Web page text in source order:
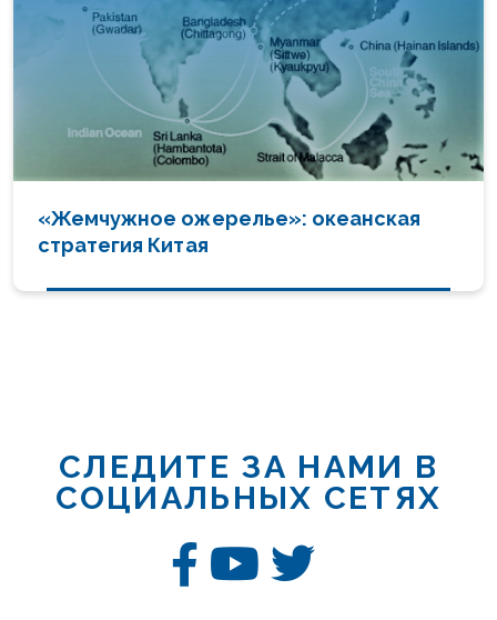
«Жемчужное ожерелье»: океанская
стратегия Китая
СЛЕДИТЕ ЗА НАМИ В
СОЦИАЛЬНЫХ СЕТЯХ